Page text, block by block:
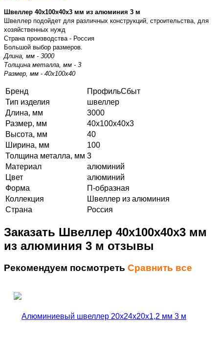
Швеллер 40х100х40х3 мм из алюминия 3 м
Швеллер подойдет для различных конструкций, строительства, для
хозяйственных нужд
Страна производства - Россия
Большой выбор размеров.
Длина, мм - 3000
Толщина металла, мм - 3
Размер, мм - 40х100х40
Бренд
ПрофильСбыт
Тип изделия
швеллер
Длина, мм
3000
Размер, мм
40х100х40х3
Высота, мм
40
Ширина, мм
100
Толщина металла, мм 3
Материал
алюминий
Цвет
алюминий
Форма
П-образная
Коллекция
Швеллер из алюминия
Страна
Россия
Заказать Швеллер 40х100х40х3 мм
из алюминия 3 м отзывы
Рекомендуем посмотреть Сравнить все